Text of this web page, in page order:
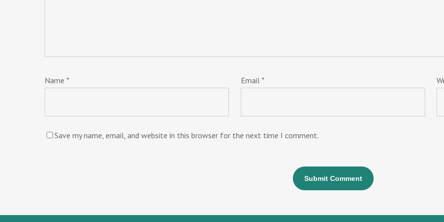
Name * Email *
Save my name, email, and website in this browser for the next time I comment.